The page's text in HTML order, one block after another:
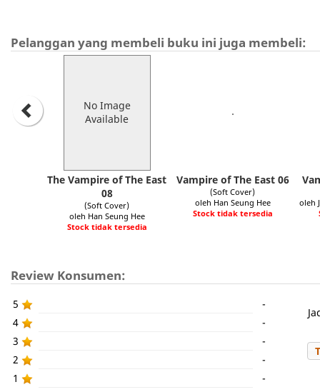
Pelanggan yang membeli buku ini juga membeli:
No Image
Available
The Vampire of The East
08
(Soft Cover)
oleh Han Seung Hee
Stock tidak tersedia
Vampire of The East 06
(Soft Cover)
oleh Han Seung Hee
Stock tidak tersedia
oleh
Review Konsumen:
5
-
4
-
3
-
2
-
1
-